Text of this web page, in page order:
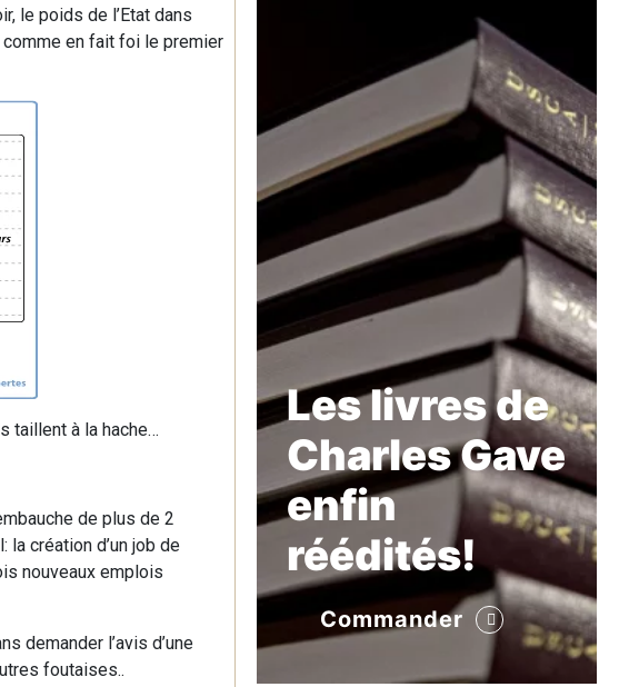
le poids de l’Etat dans
comme en fait foi le premier
taillent à la hache…
de plus de 2
création d’un job de
nouveaux emplois
demander l’avis d’une
foutaises..
Les livres de
Charles Gave
enfin
réédités!
Commander